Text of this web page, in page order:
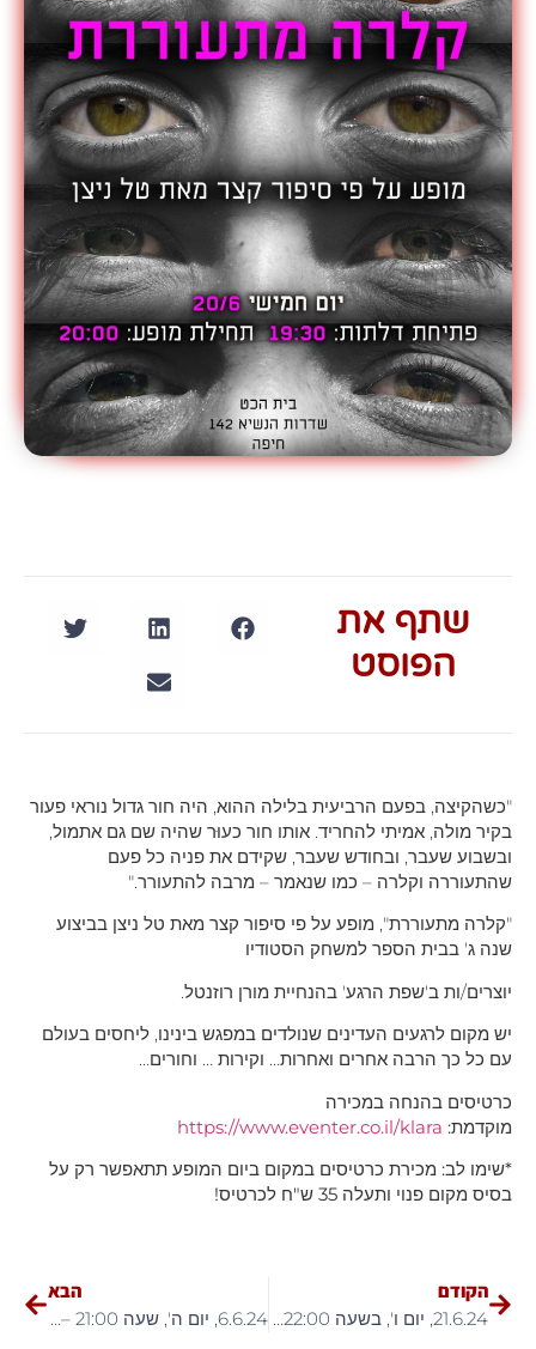
שתף את
הפוסט
"כשהקיצה, בפעם הרביעית בלילה ההוא, היה חור גדול נוראי פעור
בקיר מולה, אמיתי להחריד. אותו חור כעוּר שהיה שם גם אתמול,
ובשבוע שעבר, ובחודש שעבר, שקידם את פניה כל פעם
שהתעוררה וקלרה – כמו שנאמר – מרבה להתעורר."
"קלרה מתעוררת", מופע על פי סיפור קצר מאת טל ניצן בביצוע
שנה ג' בבית הספר למשחק הסטודיו
יוצרים/ות ב'שפת הרגע' בהנחיית מורן רוזנטל.
יש מקום לרגעים העדינים שנולדים במפגש בינינו, ליחסים בעולם
עם כל כך הרבה אחרים ואחרות… וקירות … וחורים…
כרטיסים בהנחה במכירה
מוקדמת: https://www.eventer.co.il/klara
*שימו לב: מכירת כרטיסים במקום ביום המופע תתאפשר רק על
בסיס מקום פנוי ותעלה 35 ש"ח לכרטיס!
הקודם
21.6.24, יום ו', בשעה 22:00 – ערון צור, מופע אקוסטי!
הבא
6.6.24, יום ה', שעה 21:00 – שילה פרבר בהופעה!